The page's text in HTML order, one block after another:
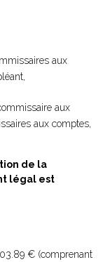
aux
aux
aux comptes,
de la
légal est
€ (comprenant